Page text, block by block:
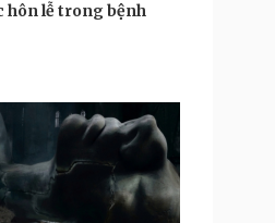
hôn lễ trong bệnh